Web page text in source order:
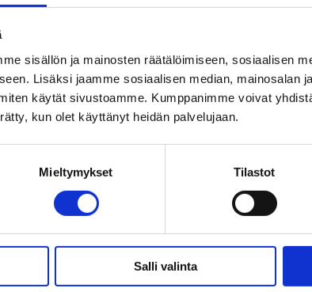
sisällön ja mainosten räätälöimiseen, sosiaalisen
Lisäksi jaamme sosiaalisen median, mainosalan
käytät sivustoamme. Kumppanimme voivat
kun olet käyttänyt heidän palvelujaan.
Mieltymykset Tilastot
Salli valinta